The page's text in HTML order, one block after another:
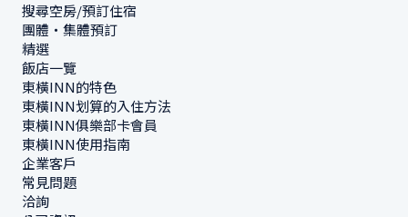
搜尋空房/預訂住宿
團體・集體預訂
精選
飯店一覽
東橫INN的特色
東橫INN划算的入住方法
東橫INN俱樂部卡會員
東橫INN使用指南
企業客戶
常見問題
洽詢